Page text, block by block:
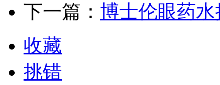
下一篇： 博士伦眼药
收藏
挑错